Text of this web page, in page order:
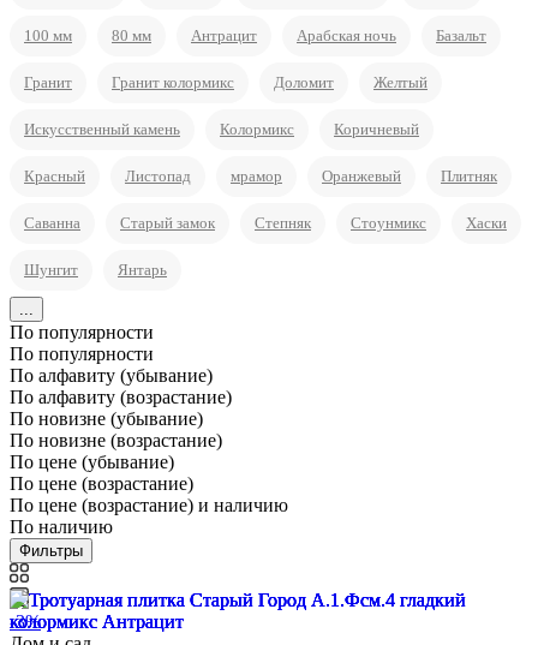
100 мм 80 мм Антрацит Арабская ночь Базальт
Гранит Гранит колормикс Доломит Желтый
Искусственный камень Колормикс Коричневый
Красный Листопад мрамор Оранжевый Плитняк
Саванна Старый замок Степняк Стоунмикс Хаски
Шунгит Янтарь
...
По популярности
По популярности
По алфавиту (убывание)
По алфавиту (возрастание)
По новизне (убывание)
По новизне (возрастание)
По цене (убывание)
По цене (возрастание)
По цене (возрастание) и наличию
По наличию
Фильтры
-3%